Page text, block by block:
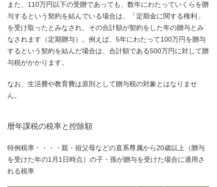
また、110万円以下の受贈であっても、数年にわたっていくらを贈
与するという契約を結んでいる場合は、「定期金に関する権利」
を受け取ったとみなされ、その合計額が契約をした年の贈与とみ
なされます（定期贈与）。例えば、5年にわたって100万円を贈与
するという契約を結んだ場合は、合計額である500万円に対して贈
与税がかかります。
なお、生活費や教育費は原則として贈与税の対象とはなりませ
ん。
暦年課税の税率と控除額
特例税率・・・・親・祖父母などの直系尊属から20歳以上（贈与
を受けた年の1月1日時点）の子・孫が贈与を受けた場合に適用さ
れる税率